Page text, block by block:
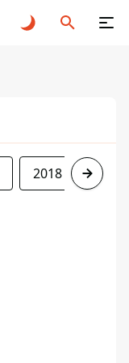
2018 2019